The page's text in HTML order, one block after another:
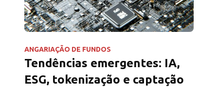
ANGARIAÇÃO DE FUNDOS
Tendências emergentes: IA,
ESG, tokenização e captação